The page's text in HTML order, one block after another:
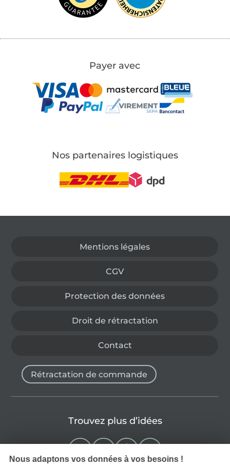
Payer avec
Nos partenaires logistiques
Mentions légales
CGV
Protection des données
Droit de rétractation
Contact
Rétractation de commande
Trouvez plus d’idées
Nous adaptons vos données à vos besoins !